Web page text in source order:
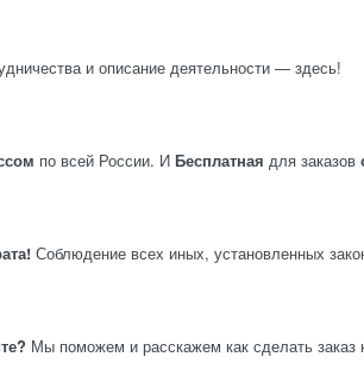
и описание деятельности — здесь!
по всей России. И Бесплатная для заказов
Соблюдение всех иных, установленных
Мы поможем и расскажем как сделать